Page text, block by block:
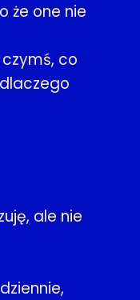
że one nie
co
ale nie